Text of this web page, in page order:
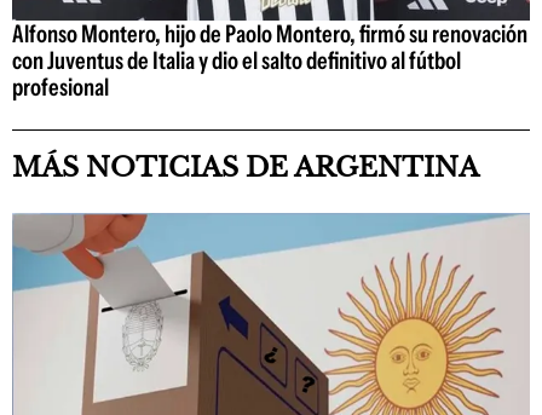
Alfonso Montero, hijo de Paolo Montero, firmó su renovación
con Juventus de Italia y dio el salto definitivo al fútbol
profesional
MÁS NOTICIAS DE ARGENTINA